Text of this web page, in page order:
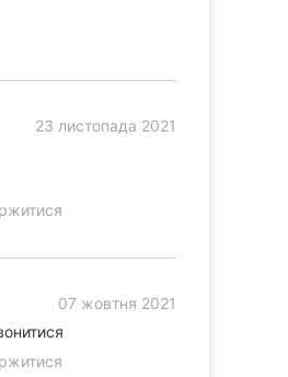
23 листопада 2021
07 жовтня 2021